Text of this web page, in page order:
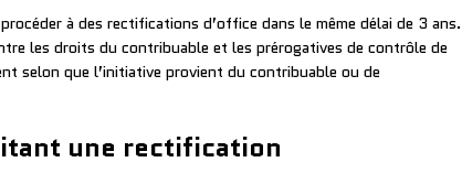
à des rectifications d’office dans le même délai de 3 ans.
les droits du contribuable et les prérogatives de contrôle de
selon que l’initiative provient du contribuable ou de
une rectification